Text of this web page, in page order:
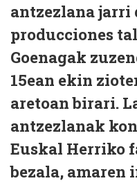
antzezlana jarri
producciones
Goenagak
15ean ekin
aretoan birari.
antzezlanak
Euskal Herriko
bezala, amaren